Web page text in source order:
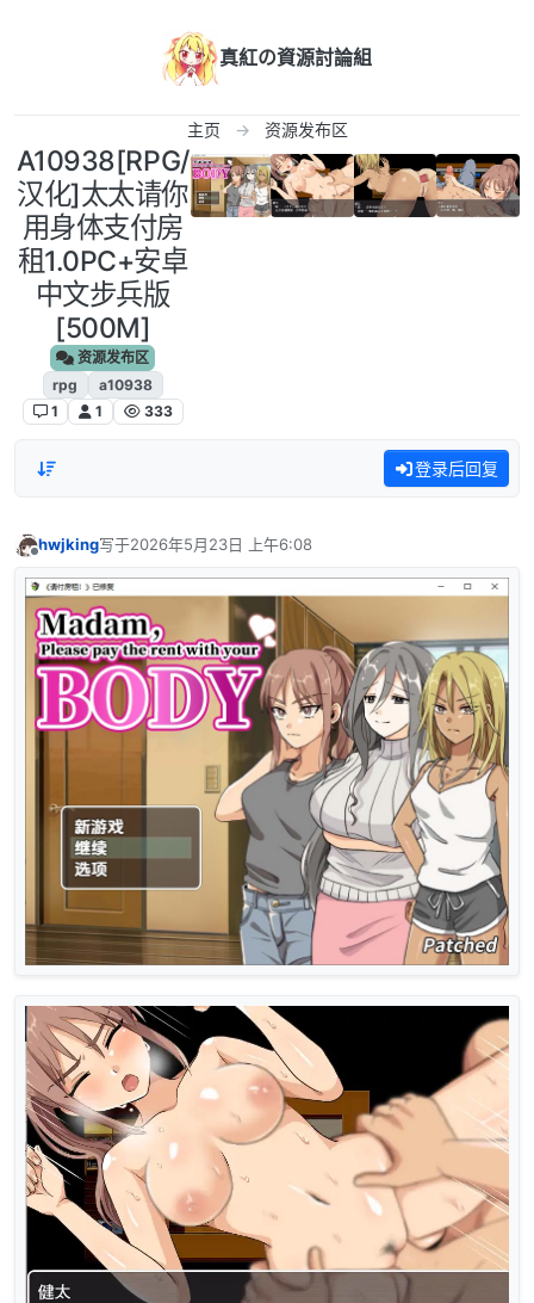
真紅の資源討論組
主页 资源发布区
A10938[RPG/
汉化]太太请你
用身体支付房
租1.0PC+安卓
中文步兵版
[500M]
资源发布区
rpg
a10938
1
1 333
登录后回复
离线
hwjking写于2026年5月23日 上午6:08
最后由 编辑